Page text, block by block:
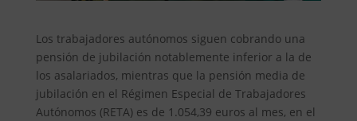
Los trabajadores autónomos siguen cobrando una
pensión de jubilación notablemente inferior a la de
los asalariados, mientras que la pensión media de
jubilación en el Régimen Especial de Trabajadores
Autónomos (RETA) es de 1.054,39 euros al mes, en el